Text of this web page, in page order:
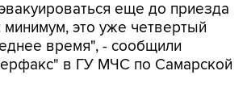
еще до приезда
это уже четвертый
время", - сообщили
в ГУ МЧС по Самарской